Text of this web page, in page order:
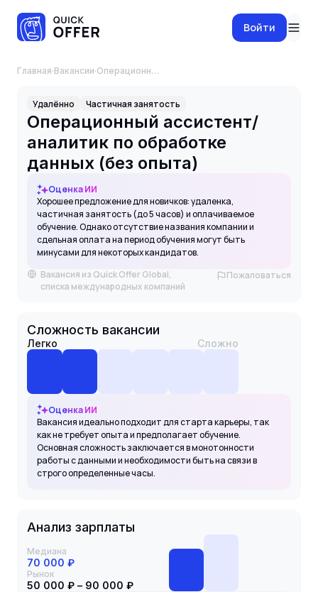
Войти
Главная·Вакансии· Операционный ассистент/ аналитик по обработке данных (без опыта)
Удалённо Частичная занятость
Операционный ассистент/
аналитик по обработке
данных (без опыта)
Оценка ИИ
Хорошее предложение для новичков: удаленка,
частичная занятость (до 5 часов) и оплачиваемое
обучение. Однако отсутствие названия компании и
сдельная оплата на период обучения могут быть
минусами для некоторых кандидатов.
Вакансия из Quick Offer Global,
списка международных компаний
Пожаловаться
Сложность вакансии
Легко Сложно
Оценка ИИ
Вакансия идеально подходит для старта карьеры, так
как не требует опыта и предполагает обучение.
Основная сложность заключается в монотонности
работы с данными и необходимости быть на связи в
строго определенные часы.
Анализ зарплаты
Медиана
70 000 ₽
Рынок
50 000 ₽ – 90 000 ₽